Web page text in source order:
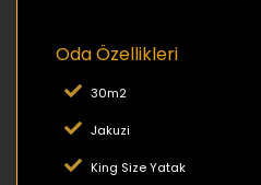
Oda Özellikleri
30m2
Jakuzi
King Size Yatak